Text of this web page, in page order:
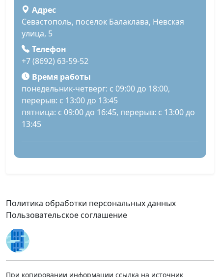
Адрес
Севастополь, поселок Балаклава, Невская
улица, 5
Телефон
+7 (8692) 63-59-52
Время работы
понедельник-четверг: с 09:00 до 18:00,
перерыв: с 13:00 до 13:45
пятница: с 09:00 до 16:45, перерыв: с 13:00 до
13:45
Политика обработки персональных данных
Пользовательское соглашение
При копировании информации ссылка на источник